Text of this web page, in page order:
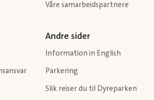
Våre samarbeidspartnere
Andre sider
Information in English
Parkering
Slik reiser du til Dyreparken